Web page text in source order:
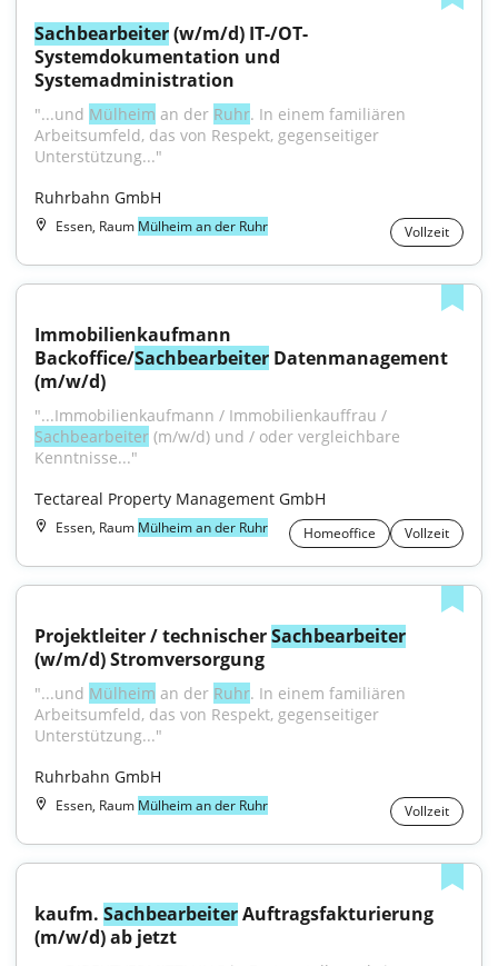
Sachbearbeiter (w/m/d) IT-/OT-
Systemdokumentation und
Systemadministration
"...und Mülheim an der Ruhr. In einem familiären
Arbeitsumfeld, das von Respekt, gegenseitiger
Unterstützung..."
Ruhrbahn GmbH
Essen, Raum Mülheim an der Ruhr Vollzeit
Immobilienkaufmann
Backoffice/Sachbearbeiter Datenmanagement
(m/w/d)
Sachbearbeiter (m/w/d) und / oder vergleichbare
Kenntnisse..."
Tectareal Property Management GmbH
Essen, Raum Mülheim an der Ruhr Homeoffice Vollzeit
Projektleiter / technischer Sachbearbeiter
(w/m/d) Stromversorgung
"...und Mülheim an der Ruhr. In einem familiären
Arbeitsumfeld, das von Respekt, gegenseitiger
Unterstützung..."
Ruhrbahn GmbH
Essen, Raum Mülheim an der Ruhr Vollzeit
kaufm. Sachbearbeiter Auftragsfakturierung
(m/w/d) ab jetzt